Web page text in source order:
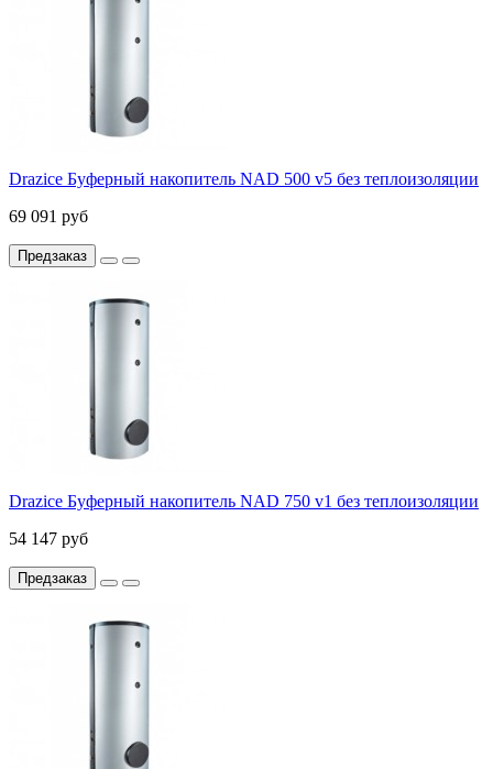
Drazice Буферный накопитель NAD 500 v5 без теплоизоляции
69 091 руб
Предзаказ
Drazice Буферный накопитель NAD 750 v1 без теплоизоляции
54 147 руб
Предзаказ